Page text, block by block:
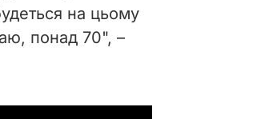
на цьому
понад 70", –